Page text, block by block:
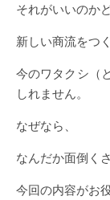
それがいいのか
新しい商流をつ
今のワタクシ（
しれません。
なぜなら、
なんだか面倒く
今回の内容がお